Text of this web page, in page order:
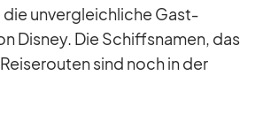
die un­ver­gleich­li­che Gast­
Dis­ney. Die Schiffs­na­men, das
sind noch in der